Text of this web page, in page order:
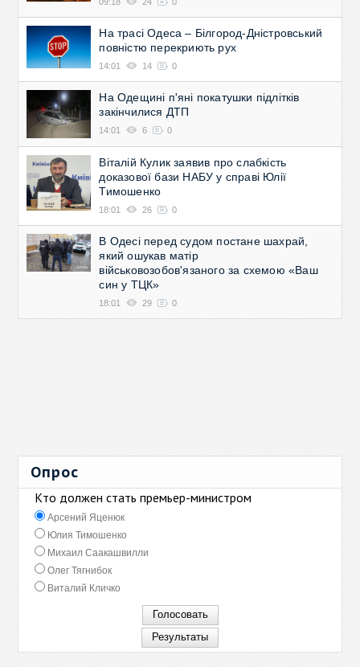
На трасі Одеса – Білгород-Дністровський
повністю перекриють рух
14:01 14 0
На Одещині п'яні покатушки підлітків
закінчилися ДТП
14:01 6 0
Віталій Кулик заявив про слабкість
доказової бази НАБУ у справі Юлії
Тимошенко
18:01 26 0
В Одесі перед судом постане шахрай,
який ошукав матір
військовозобов'язаного за схемою «Ваш
син у ТЦК»
18:01 29 0
Опрос
Кто должен стать премьер-министром
Арсений Яценюк
Юлия Тимошенко
Михаил Саакашвилли
Олег Тягнибок
Виталий Кличко